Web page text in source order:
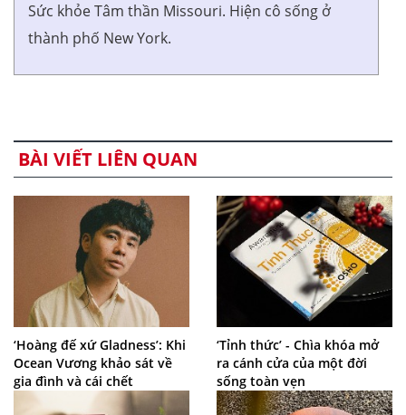
Sức khỏe Tâm thần Missouri. Hiện cô sống ở
thành phố New York.
BÀI VIẾT LIÊN QUAN
‘Hoàng đế xứ Gladness’: Khi
Ocean Vương khảo sát về
gia đình và cái chết
‘Tỉnh thức’ - Chìa khóa mở
ra cánh cửa của một đời
sống toàn vẹn